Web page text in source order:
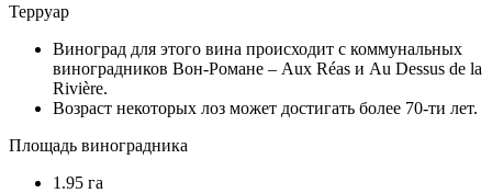
Терруар
Виноград для этого вина происходит с коммунальных
виноградников Вон-Романе – Aux Réas и Au Dessus de la
Rivière.
Возраст некоторых лоз может достигать более 70-ти лет.
Площадь виноградника
1.95 га